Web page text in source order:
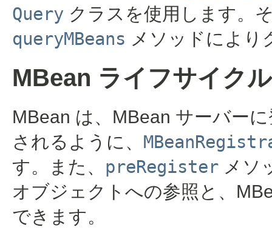
Query クラスを使用します。
queryMBeans メソッドにより
MBean ライフサイクル
MBean は、MBean サーバー
されるように、
す。また、 preRegister メソ
オブジェクトへの参照と、
できます。